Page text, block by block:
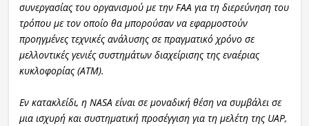
συνεργασίας του οργανισμού με την FAA για τη διερεύνηση του
τρόπου με τον οποίο θα μπορούσαν να εφαρμοστούν
προηγμένες τεχνικές ανάλυσης σε πραγματικό χρόνο σε
μελλοντικές γενιές συστημάτων διαχείρισης της εναέριας
κυκλοφορίας (ATM).
Εν κατακλείδι, η NASA είναι σε μοναδική θέση να συμβάλει σε
μια ισχυρή και συστηματική προσέγγιση για τη μελέτη της UAP,